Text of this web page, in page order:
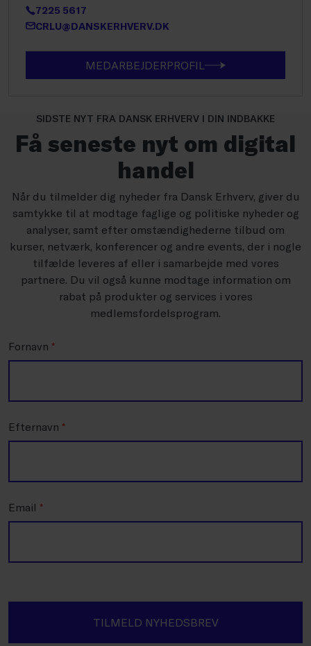
7225 5617
CRLU@DANSKERHVERV.DK
MEDARBEJDERPROFIL
SIDSTE NYT FRA DANSK ERHVERV I DIN INDBAKKE
Få seneste nyt om digital
handel
Når du tilmelder dig nyheder fra Dansk Erhverv, giver du
samtykke til at modtage faglige og politiske nyheder og
analyser, samt efter omstændighederne tilbud om
kurser, netværk, konferencer og andre events, der i nogle
tilfælde leveres af eller i samarbejde med vores
partnere. Du vil også kunne modtage information om
rabat på produkter og services i vores
medlemsfordelsprogram.
Fornavn *
Efternavn *
Email *
TILMELD NYHEDSBREV